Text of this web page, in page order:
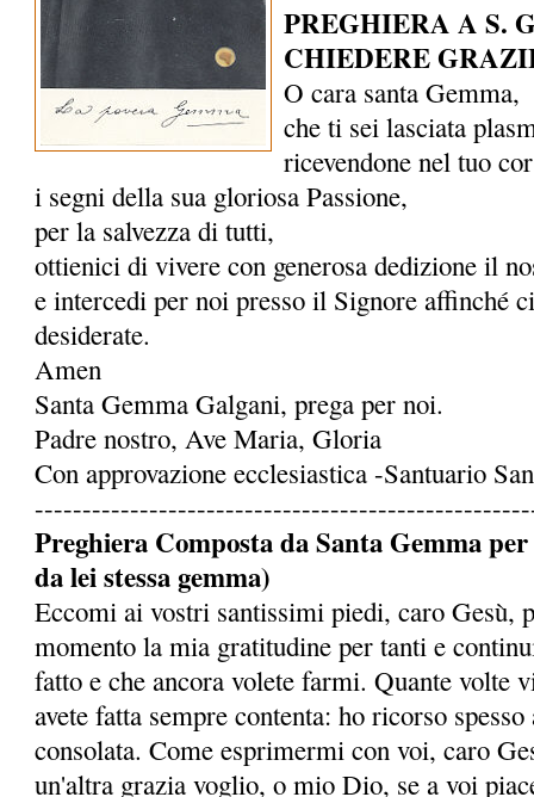
PREGHIERA A S.
CHIEDERE
O cara santa Gemma,
che ti sei lasciata
ricevendone nel tuo
i segni della sua gloriosa Passione,
per la salvezza di tutti,
ottienici di vivere con generosa dedizione il
e intercedi per noi presso il Signore affinché
desiderate.
Amen
Santa Gemma Galgani, prega per noi.
Padre nostro, Ave Maria, Gloria
Con approvazione ecclesiastica -Santuario
Preghiera Composta da Santa Gemma
da lei stessa gemma)
Eccomi ai vostri santissimi piedi, caro Gesù,
momento la mia gratitudine per tanti e
fatto e che ancora volete farmi. Quante volte
avete fatta sempre contenta: ho ricorso
consolata. Come esprimermi con voi, caro
un'altra grazia voglio, o mio Dio, se a voi